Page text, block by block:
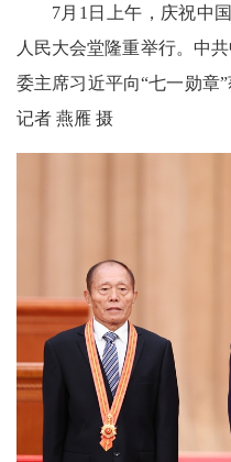
7月1日上午，庆祝中
人民大会堂隆重举行。中
委主席习近平向“七一勋章
记者 燕雁 摄